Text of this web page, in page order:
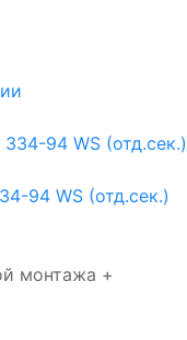
94 WS (отд.сек.)
монтажа +